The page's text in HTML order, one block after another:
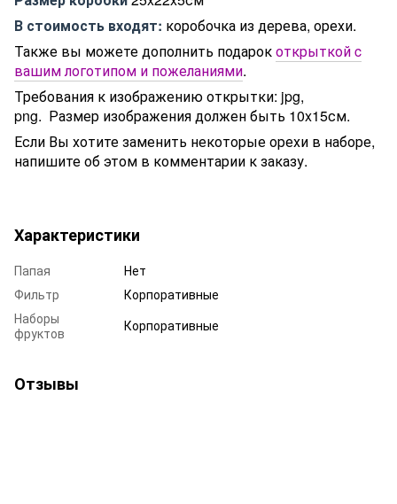
В стоимость входят: коробочка из дерева, орехи.
Также вы можете дополнить подарокоткрыткой c
вашим логотипом и пожеланиями.
Требования к изображению открытки: jpg,
png. Размер изображения должен быть 10x15см.
Если Вы хотите заменить некоторые орехи в наборе,
напишите об этом в комментарии к заказу.
Характеристики
Папая
Нет
Фильтр
Корпоративные
Наборы
фруктов
Корпоративные
Отзывы